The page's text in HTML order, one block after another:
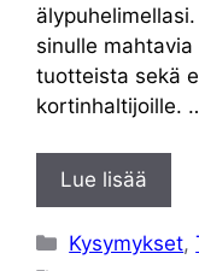
sinulle
tuotteista sekä
kortinhaltijoille.
Lue lisää
Kategoriat
Kysymykset,